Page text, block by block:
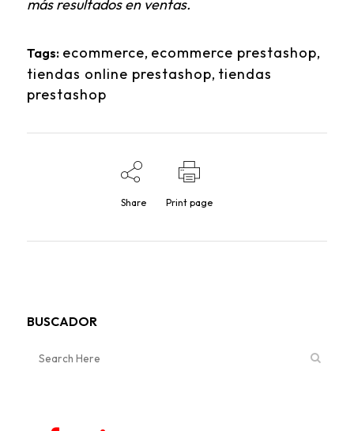
más resultados en ventas.
Tags: ecommerce, ecommerce prestashop,
tiendas online prestashop, tiendas
prestashop
Share Print page
BUSCADOR